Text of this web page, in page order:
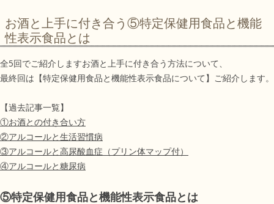
お酒と上手に付き合う⑤特定保健用食品と機能
性表示食品とは
全5回でご紹介しますお酒と上手に付き合う方法について、
最終回は【特定保健用食品と機能性表示食品について】ご紹介します。
【過去記事一覧】
①お酒との付き合い方
②アルコールと生活習慣病
③アルコールと高尿酸血症（プリン体マップ付）
④アルコールと糖尿病
⑤特定保健用食品と機能性表示食品とは